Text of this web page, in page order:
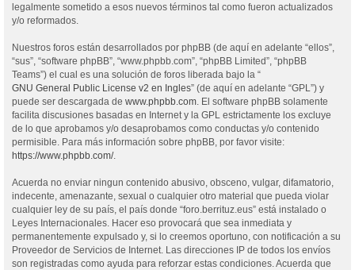
legalmente sometido a esos nuevos términos tal como fueron actualizados
y/o reformados.
Nuestros foros están desarrollados por phpBB (de aquí en adelante “ellos”,
“sus”, “software phpBB”, “www.phpbb.com”, “phpBB Limited”, “phpBB
Teams”) el cual es una solución de foros liberada bajo la “
GNU General Public License v2 en Ingles” (de aquí en adelante “GPL”) y
puede ser descargada de www.phpbb.com . El software phpBB solamente
facilita discusiones basadas en Internet y la GPL estrictamente los excluye
de lo que aprobamos y/o desaprobamos como conductas y/o contenido
permisible. Para más información sobre phpBB, por favor visite:
https://www.phpbb.com/.
Acuerda no enviar ningun contenido abusivo, obsceno, vulgar, difamatorio,
indecente, amenazante, sexual o cualquier otro material que pueda violar
cualquier ley de su país, el país donde “foro.berrituz.eus” está instalado o
Leyes Internacionales. Hacer eso provocará que sea inmediata y
permanentemente expulsado y, si lo creemos oportuno, con notificación a su
Proveedor de Servicios de Internet. Las direcciones IP de todos los envíos
son registradas como ayuda para reforzar estas condiciones. Acuerda que